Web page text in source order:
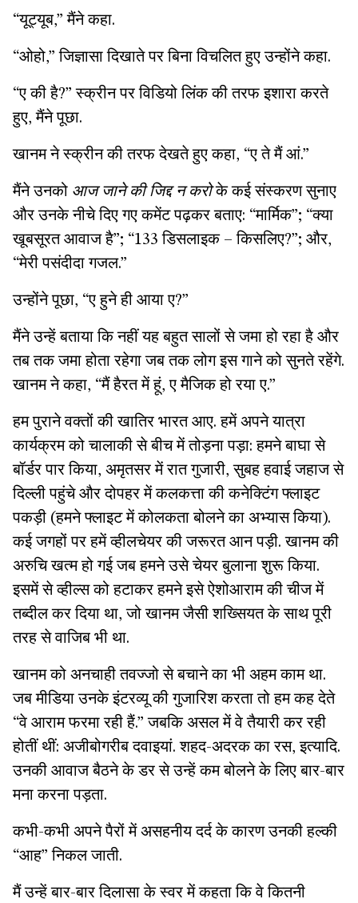
“यूट्यूब,” मैंने कहा.
“ओहो,” जिज्ञासा दिखाते पर बिना विचलित हुए उन्होंने कहा.
“ए की है?” स्क्रीन पर विडियो लिंक की तरफ इशारा करते
हुए, मैंने पूछा.
खानम ने स्क्रीन की तरफ देखते हुए कहा, “ए ते मैं आं.”
मैंने उनको आज जाने की जिद्द न करोके कई संस्करण सुनाए
और उनके नीचे दिए गए कमेंट पढ़कर बताए: “मार्मिक”; “क्या
खूबसूरत आवाज है”; “133 डिसलाइक – किसलिए?”; और,
“मेरी पसंदीदा गजल.”
उन्होंने पूछा, “ए हुने ही आया ए?”
मैंने उन्हें बताया कि नहीं यह बहुत सालों से जमा हो रहा है और
तब तक जमा होता रहेगा जब तक लोग इस गाने को सुनते रहेंगे.
खानम ने कहा, “मैं हैरत में हूं, ए मैजिक हो रया ए.”
हम पुराने वक्तों की खातिर भारत आए. हमें अपने यात्रा
कार्यक्रम को चालाकी से बीच में तोड़ना पड़ा: हमने बाघा से
बॉर्डर पार किया, अमृतसर में रात गुजारी, सुबह हवाई जहाज से
दिल्ली पहुंचे और दोपहर में कलकत्ता की कनेक्टिंग फ्लाइट
पकड़ी (हमने फ्लाइट में कोलकता बोलने का अभ्यास किया).
कई जगहों पर हमें व्हीलचेयर की जरूरत आन पड़ी. खानम की
अरुचि खत्म हो गई जब हमने उसे चेयर बुलाना शुरू किया.
इसमें से व्हील्स को हटाकर हमने इसे ऐशोआराम की चीज में
तब्दील कर दिया था, जो खानम जैसी शख्सियत के साथ पूरी
तरह से वाजिब भी था.
खानम को अनचाही तवज्जो से बचाने का भी अहम काम था.
जब मीडिया उनके इंटरव्यू की गुजारिश करता तो हम कह देते
“वे आराम फरमा रही हैं.” जबकि असल में वे तैयारी कर रही
होतीं थीं: अजीबोगरीब दवाइयां. शहद-अदरक का रस, इत्यादि.
उनकी आवाज बैठने के डर से उन्हें कम बोलने के लिए बार-बार
मना करना पड़ता.
कभी-कभी अपने पैरों में असहनीय दर्द के कारण उनकी हल्की
“आह” निकल जाती.
मैं उन्हें बार-बार दिलासा के स्वर में कहता कि वे कितनी